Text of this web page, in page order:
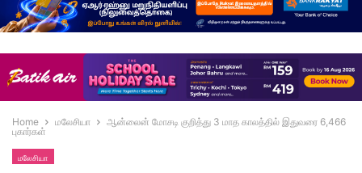
Home மலேசியா
ஆன்லைன் மோசடி குறித்து 3 மாத காலத்தில் இதுவரை 6,466
புகார்கள்
மலேசியா